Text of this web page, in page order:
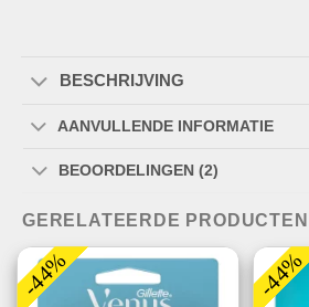
BESCHRIJVING
AANVULLENDE INFORMATIE
BEOORDELINGEN (2)
GERELATEERDE PRODUCTEN
-44% -44%